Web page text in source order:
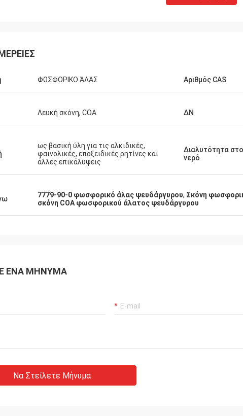
ΦΩΣΦΟΡΙΚΟ ΆΛΑΣ Αριθμός CAS
Λευκή σκόνη, COA ΔΝ
ως βασική ύλη για τις αλκιδικές,
φαινολικές, εποξειδικές ρητίνες και
άλλες επικάλυψεις
Διαλυτότητα στο
νερό
7779-90-0 φωσφορικό άλας ψευδάργυρου, Σκόνη
σκόνη COA φωσφορικού άλατος ψευδάργυρου
ΈΝΑ ΜΉΝΥΜΑ
Να Στείλετε Μήνυμα